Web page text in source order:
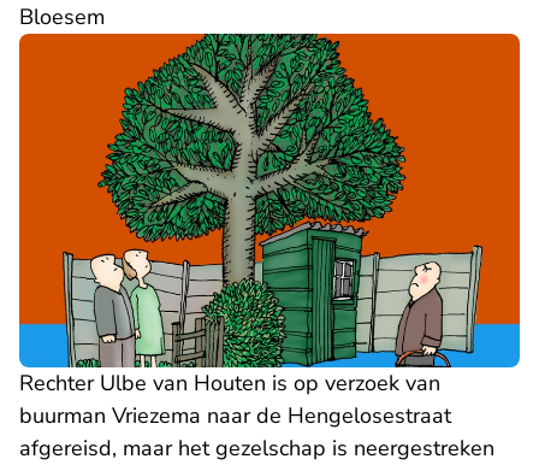
Bloesem
Rechter Ulbe van Houten is op verzoek van
buurman Vriezema naar de Hengelosestraat
afgereisd, maar het gezelschap is neergestreken